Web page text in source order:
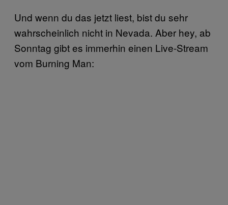
Und wenn du das jetzt liest, bist du sehr
wahrscheinlich nicht in Nevada. Aber hey, ab
Sonntag gibt es immerhin einen Live-Stream
vom Burning Man: